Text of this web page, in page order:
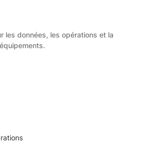
les données, les opérations et la